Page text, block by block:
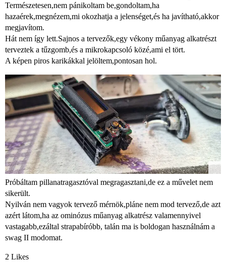
Természetesen,nem pánikoltam be,gondoltam,ha
hazaérek,megnézem,mi okozhatja a jelenséget,és ha javítható,akkor
megjavítom.
Hát nem így lett.Sajnos a tervezők,egy vékony műanyag alkatrészt
terveztek a tűzgomb,és a mikrokapcsoló közé,ami el tört.
A képen piros karikákkal jelöltem,pontosan hol.
Próbáltam pillanatragasztóval megragasztani,de ez a művelet nem
sikerült.
Nyilván nem vagyok tervező mérnök,pláne nem mod tervező,de azt
azért látom,ha az ominózus műanyag alkatrész valamennyivel
vastagabb,ezáltal strapabíróbb, talán ma is boldogan használnám a
swag II modomat.
2 Likes